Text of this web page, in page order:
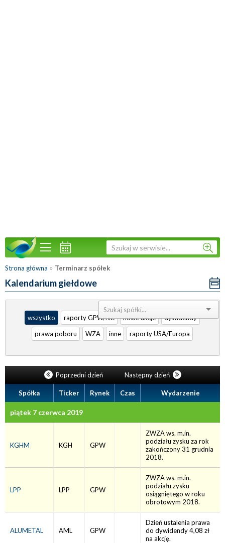
Strona główna » Terminarz spółek
Kalendarium giełdowe
Sortuj:
wszystko
raporty GPW/NC nowe akcje
dywidendy
prawa poboru
WZA inne raporty USA/Europa
Poprzedni dzień Następny dzień
Spółka Ticker Rynek Czas Wydarzenie
piątek 7 czerwca 2019
KGHM KGH GPW
ZWZA ws. m.in.
podziału zysku za rok
zakończony 31 grudnia
2018.
LPP LPP GPW
ZWZA ws. m.in.
podziału zysku
osiągniętego w roku
obrotowym 2018.
ALUMETAL AML GPW
Dzień ustalenia prawa
do dywidendy 4,08 zł
na akcję.